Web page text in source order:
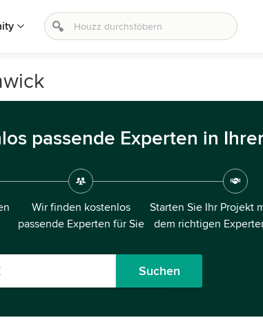
passende Experten in
Wir finden kostenlos
passende Experten für Sie
Starten Sie Ihr Projekt
dem richtigen
Suchen